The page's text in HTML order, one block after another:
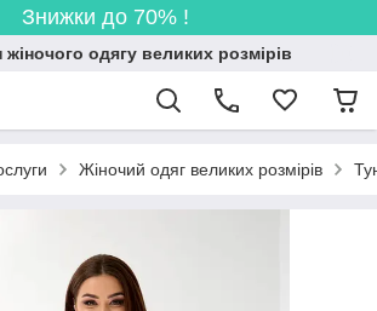
Знижки до 70% !
жіночого одягу великих розмірів
Жіночий одяг великих розмірів